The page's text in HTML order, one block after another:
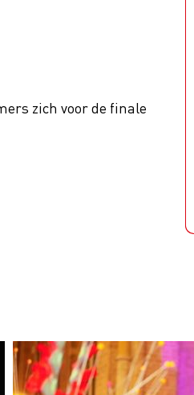
zich voor de finale